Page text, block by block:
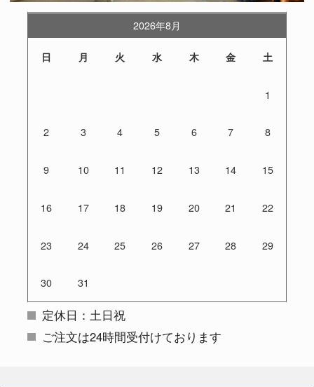
2026年8月
日 月 火 水 木 金 土
1
2 3 4 5 6 7 8
9 10 11 12 13 14 15
16 17 18 19 20 21 22
23 24 25 26 27 28 29
30 31
定休日：土日祝
ご注文は24時間受付けております